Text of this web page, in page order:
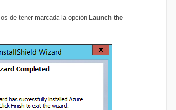
de tener marcada la opción Launch the